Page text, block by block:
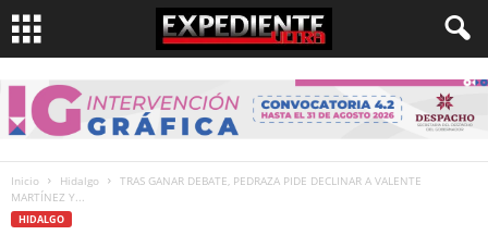
Inicio Hidalgo
TRAS GANAR DEBATE, PEDRAZA PIDE DECLINAR A VALENTE
MARTÍNEZ Y...
HIDALGO